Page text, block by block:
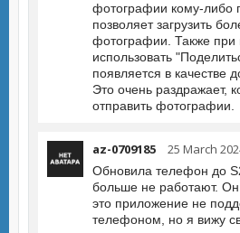
фотографии кому-либо
позволяет загрузить
фотографии. Также при
использовать
появляется в качестве
Это очень раздражает,
отправить фотографии.
az-0709185 25 March
Обновила телефон до
больше не работают. Он
это приложение не
телефоном, но я вижу